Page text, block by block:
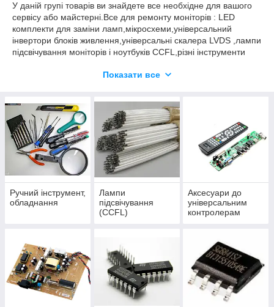
У даній групі товарів ви знайдете все необхідне для вашого
сервісу або майстерні.Все для ремонту моніторів : LED
комплекти для заміни ламп,мікросхеми,універсальний
інвертори блоків живлення,універсальні скалера LVDS ,лампи
підсвічування моніторів і ноутбуків CCFL,різні інструменти
комплектуючі для BGA пайки і реболла, POST карти для
порадують.Вдалих покупок!
Показати все
Ручний інструмент,
обладнання
Лампи
підсвічування
(CCFL)
Аксесуари до
універсальним
контролерам